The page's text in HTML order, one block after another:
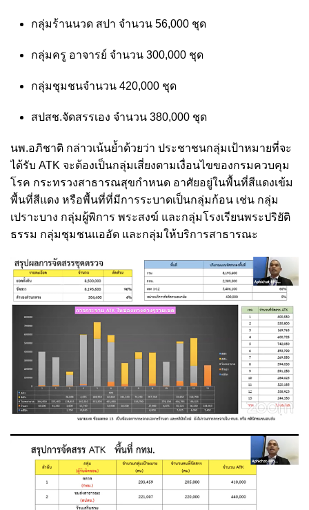
กลุ่มร้านนวด สปา จำนวน 56,000 ชุด
กลุ่มครู อาจารย์ จำนวน 300,000 ชุด
กลุ่มชุมชนจำนวน 420,000 ชุด
สปสช.จัดสรรเอง จำนวน 380,000 ชุด
นพ.อภิชาติ กล่าวเน้นย้ำด้วยว่า ประชาชนกลุ่มเป้าหมายที่จะ
ได้รับ ATK จะต้องเป็นกลุ่มเสี่ยงตามเงื่อนไขของกรมควบคุม
โรค กระทรวงสาธารณสุขกำหนด อาศัยอยู่ในพื้นที่สีแดงเข้ม
พื้นที่สีแดง หรือพื้นที่ที่มีการระบาดเป็นกลุ่มก้อน เช่น กลุ่ม
เปราะบาง กลุ่มผู้พิการ พระสงฆ์ และกลุ่มโรงเรียนพระปริยัติ
ธรรม กลุ่มชุมชนแออัด และกลุ่มให้บริการสาธารณะ